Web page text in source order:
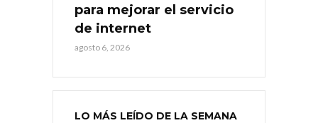
para mejorar el servicio
de internet
agosto 6, 2026
LO MÁS LEÍDO DE LA SEMANA